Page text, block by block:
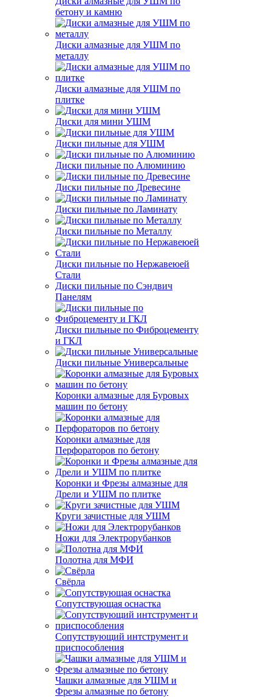
бетону и камню
Диски алмазные для УШМ по
металлу
Диски алмазные для УШМ по
плитке
Диски для мини УШМ
Диски пильные для УШМ
Диски пильные по Алюминию
Диски пильные по Древесине
Диски пильные по Ламинату
Диски пильные по Металлу
Диски пильные по Нержавеюей
Стали
Диски пильные по Сэндвич
Панелям
Диски пильные по Фиброцементу
и ГКЛ
Диски пильные Универсальные
Коронки алмазные для Буровых
машин по бетону
Коронки алмазные для
Перфораторов по бетону
Коронки и Фрезы алмазные для
Дрели и УШМ по плитке
Круги зачистные для УШМ
Ножи для Электрорубанков
Полотна для МФИ
Свёрла
Сопутствующая оснастка
Сопутствующий интструмент и
приспособления
Чашки алмазные для УШМ и
Фрезы алмазные по бетону